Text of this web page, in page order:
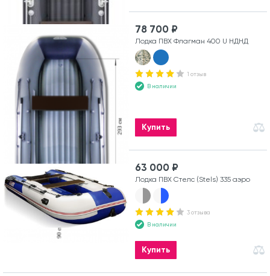
78 700 ₽
Лодка ПВХ Флагман 400 U НДНД
1 отзыв
В наличии
Купить
63 000 ₽
Лодка ПВХ Стелс (Stels) 335 аэро
3 отзыва
В наличии
Купить